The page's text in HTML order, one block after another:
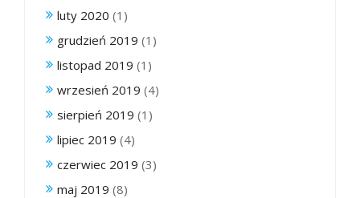
luty 2020 (1)
grudzień 2019 (1)
listopad 2019 (1)
wrzesień 2019 (4)
sierpień 2019 (1)
lipiec 2019 (4)
czerwiec 2019 (3)
maj 2019 (8)